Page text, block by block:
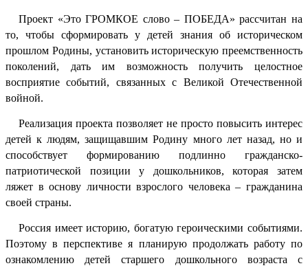
Проект «Это ГРОМКОЕ слово – ПОБЕДА» рассчитан на
то, чтобы сформировать у детей знания об историческом
прошлом Родины, установить историческую преемственность
поколений, дать им возможность получить целостное
восприятие событий, связанных с Великой Отечественной
войной.
Реализация проекта позволяет не просто повысить интерес
детей к людям, защищавшим Родину много лет назад, но и
способствует формированию подлинно гражданско-
патриотической позиции у дошкольников, которая затем
ляжет в основу личности взрослого человека – гражданина
своей страны.
Россия имеет историю, богатую героическими событиями.
Поэтому в перспективе я планирую продолжать работу по
ознакомлению детей старшего дошкольного возраста с